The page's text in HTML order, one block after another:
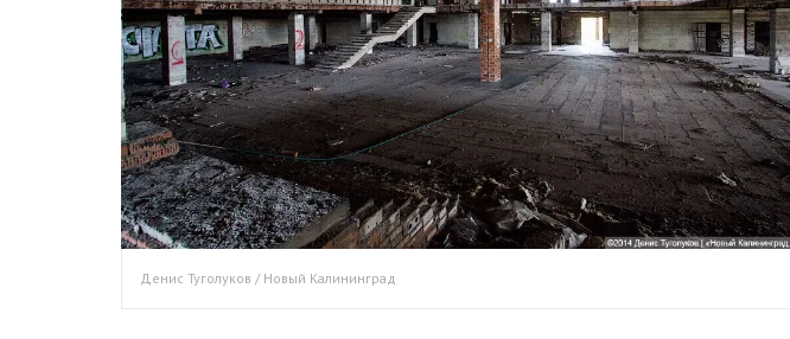
Денис Туголуков / Новый Калининград